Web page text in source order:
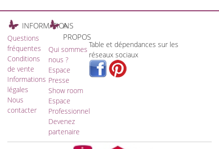
INFORMATIONS
Questions
fréquentes
Conditions
de vente
Informations
légales
Nous
contacter
A
PROPOS
Qui sommes
nous ?
Espace
Presse
Show room
Espace
Professionnel
Devenez
partenaire
Table et dépendances sur les
réseaux sociaux